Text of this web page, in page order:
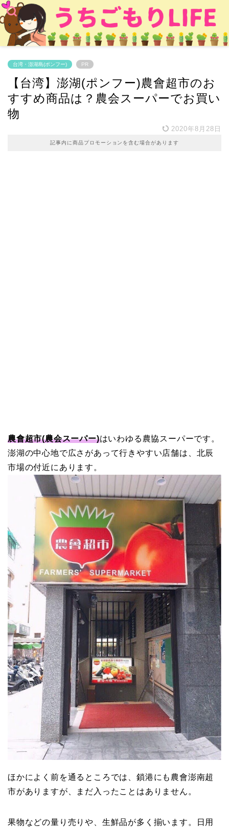
台湾・澎湖島(ポンフー) PR
【台湾】澎湖(ポンフー)農會超市のお
すすめ商品は？農会スーパーでお買い
物
2020年8月28日
記事内に商品プロモーションを含む場合があります
農會超市(農会スーパー)はいわゆる農協スーパーです。
澎湖の中心地で広さがあって行きやすい店舗は、北辰
市場の付近にあります。
ほかによく前を通るところでは、鎖港にも農會澎南超
市がありますが、まだ入ったことはありません。
果物などの量り売りや、生鮮品が多く揃います。日用